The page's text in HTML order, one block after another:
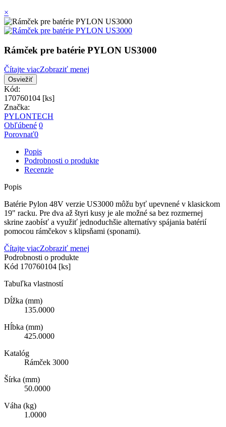
×
Rámček pre batérie PYLON US3000
Čítajte viacZobraziť menej
Kód:
170760104 [ks]
Značka:
PYLONTECH
Obľúbené 0
Porovnať0
Popis
Podrobnosti o produkte
Recenzie
Popis
Batérie Pylon 48V verzie US3000 môžu byť upevnené v klasickom
19" racku. Pre dva až štyri kusy je ale možné sa bez rozmernej
skrine zaobísť a využiť jednoduchšie alternatívy spájania batérií
pomocou rámčekov s klipsňami (sponami).
Čítajte viacZobraziť menej
Podrobnosti o produkte
Kód 170760104 [ks]
Tabuľka vlastností
Dĺžka (mm)
135.0000
Hĺbka (mm)
425.0000
Katalóg
Rámček 3000
Šírka (mm)
50.0000
Váha (kg)
1.0000